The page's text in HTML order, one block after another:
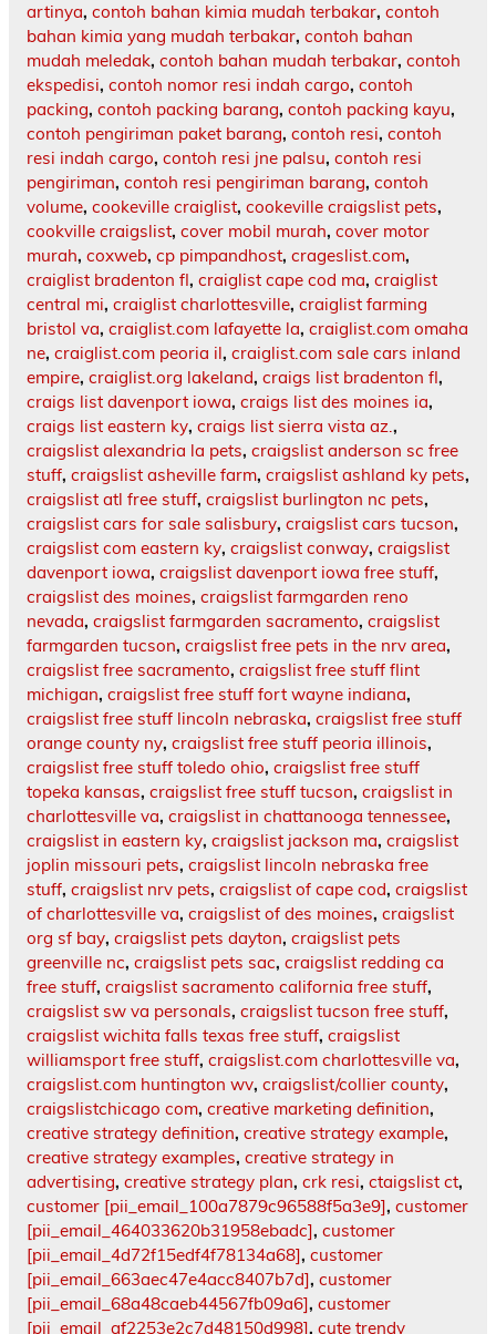
artinya, contoh bahan kimia mudah terbakar, contoh
bahan kimia yang mudah terbakar, contoh bahan
mudah meledak, contoh bahan mudah terbakar, contoh
ekspedisi, contoh nomor resi indah cargo, contoh
packing, contoh packing barang, contoh packing kayu,
contoh pengiriman paket barang, contoh resi, contoh
resi indah cargo, contoh resi jne palsu, contoh resi
pengiriman, contoh resi pengiriman barang, contoh
volume, cookeville craiglist, cookeville craigslist pets,
cookville craigslist, cover mobil murah, cover motor
murah, coxweb, cp pimpandhost, crageslist.com,
craiglist bradenton fl, craiglist cape cod ma, craiglist
central mi, craiglist charlottesville, craiglist farming
bristol va, craiglist.com lafayette la, craiglist.com omaha
ne, craiglist.com peoria il, craiglist.com sale cars inland
empire, craiglist.org lakeland, craigs list bradenton fl,
craigs list davenport iowa, craigs list des moines ia,
craigs list eastern ky, craigs list sierra vista az.,
craigslist alexandria la pets, craigslist anderson sc free
stuff, craigslist asheville farm, craigslist ashland ky pets,
craigslist atl free stuff, craigslist burlington nc pets,
craigslist cars for sale salisbury, craigslist cars tucson,
craigslist com eastern ky, craigslist conway, craigslist
davenport iowa, craigslist davenport iowa free stuff,
craigslist des moines, craigslist farmgarden reno
nevada, craigslist farmgarden sacramento, craigslist
farmgarden tucson, craigslist free pets in the nrv area,
craigslist free sacramento, craigslist free stuff flint
michigan, craigslist free stuff fort wayne indiana,
craigslist free stuff lincoln nebraska, craigslist free stuff
orange county ny, craigslist free stuff peoria illinois,
craigslist free stuff toledo ohio, craigslist free stuff
topeka kansas, craigslist free stuff tucson, craigslist in
charlottesville va, craigslist in chattanooga tennessee,
craigslist in eastern ky, craigslist jackson ma, craigslist
joplin missouri pets, craigslist lincoln nebraska free
stuff, craigslist nrv pets, craigslist of cape cod, craigslist
of charlottesville va, craigslist of des moines, craigslist
org sf bay, craigslist pets dayton, craigslist pets
greenville nc, craigslist pets sac, craigslist redding ca
free stuff, craigslist sacramento california free stuff,
craigslist sw va personals, craigslist tucson free stuff,
craigslist wichita falls texas free stuff, craigslist
williamsport free stuff, craigslist.com charlottesville va,
craigslist.com huntington wv, craigslist/collier county,
craigslistchicago com, creative marketing definition,
creative strategy definition, creative strategy example,
creative strategy examples, creative strategy in
advertising, creative strategy plan, crk resi, ctaigslist ct,
customer [pii_email_100a7879c96588f5a3e9], customer
[pii_email_464033620b31958ebadc], customer
[pii_email_4d72f15edf4f78134a68], customer
[pii_email_663aec47e4acc8407b7d], customer
[pii_email_68a48caeb44567fb09a6], customer
[pii_email_af2253e2c7d48150d998], cute trendy